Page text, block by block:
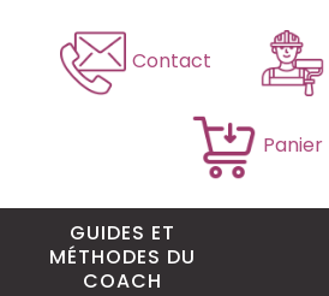
Contact
Panier
GUIDES ET
MÉTHODES DU
COACH